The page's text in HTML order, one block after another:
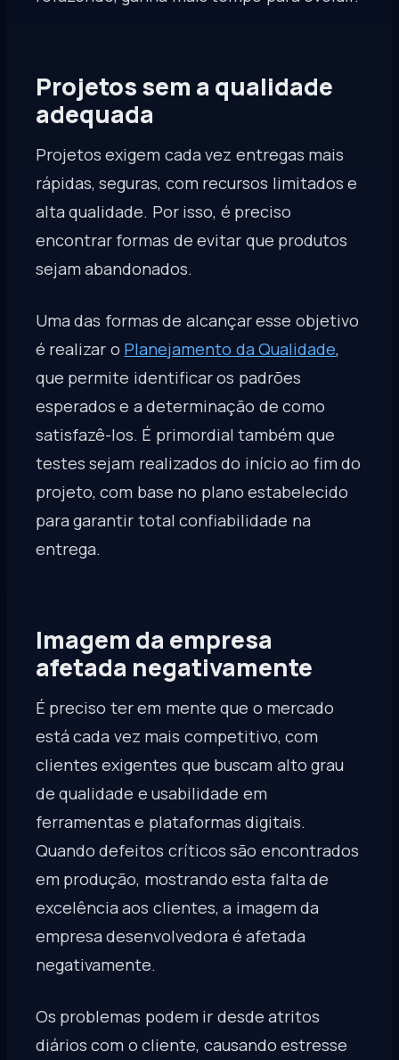
Projetos sem a qualidade
adequada
Projetos exigem cada vez entregas mais
rápidas, seguras, com recursos limitados e
alta qualidade. Por isso, é preciso
encontrar formas de evitar que produtos
sejam abandonados.
Uma das formas de alcançar esse objetivo
é realizar o Planejamento da Qualidade,
que permite identificar os padrões
esperados e a determinação de como
satisfazê-los. É primordial também que
testes sejam realizados do início ao fim do
projeto, com base no plano estabelecido
para garantir total confiabilidade na
entrega.
Imagem da empresa
afetada negativamente
É preciso ter em mente que o mercado
está cada vez mais competitivo, com
clientes exigentes que buscam alto grau
de qualidade e usabilidade em
ferramentas e plataformas digitais.
Quando defeitos críticos são encontrados
em produção, mostrando esta falta de
excelência aos clientes, a imagem da
empresa desenvolvedora é afetada
negativamente.
Os problemas podem ir desde atritos
diários com o cliente, causando estresse